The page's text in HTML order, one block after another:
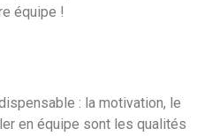
équipe !
: la motivation, le
en équipe sont les qualités